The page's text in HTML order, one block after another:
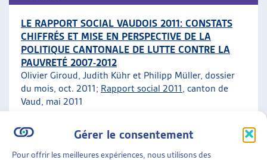
Gérer le consentement
Pour offrir les meilleures expériences, nous utilisons des
LE RAPPORT SOCIAL VAUDOIS 2011: CONSTATS
CHIFFRÉS ET MISE EN PERSPECTIVE DE LA
POLITIQUE CANTONALE DE LUTTE CONTRE LA
PAUVRETÉ 2007-2012
Olivier Giroud, Judith Kühr et Philipp Müller, dossier
du mois, oct. 2011; Rapport social 2011, canton de
Vaud, mai 2011
Vaud